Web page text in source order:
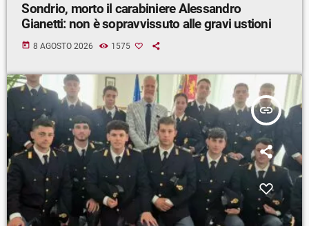
Sondrio, morto il carabiniere Alessandro
Gianetti: non è sopravvissuto alle gravi ustioni
today 8 AGOSTO 2026 1575
insert_link